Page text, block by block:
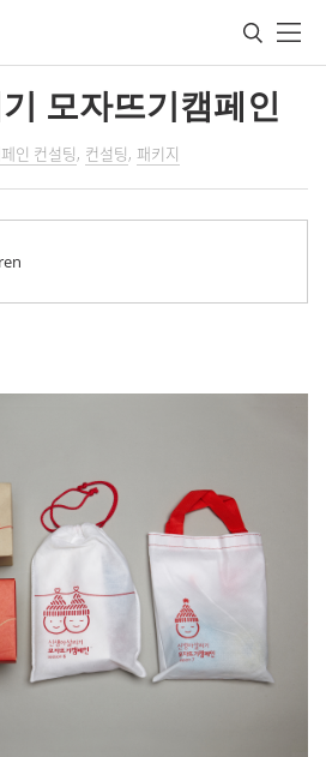
모자뜨기캠페인
인 컨설팅 컨설팅 패키지